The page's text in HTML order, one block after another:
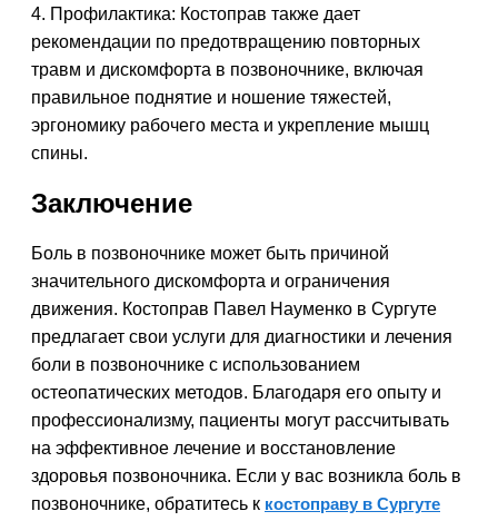
4. Профилактика: Костоправ также дает
рекомендации по предотвращению повторных
травм и дискомфорта в позвоночнике, включая
правильное поднятие и ношение тяжестей,
эргономику рабочего места и укрепление мышц
спины.
Заключение
Боль в позвоночнике может быть причиной
значительного дискомфорта и ограничения
движения. Костоправ Павел Науменко в Сургуте
предлагает свои услуги для диагностики и лечения
боли в позвоночнике с использованием
остеопатических методов. Благодаря его опыту и
профессионализму, пациенты могут рассчитывать
на эффективное лечение и восстановление
здоровья позвоночника. Если у вас возникла боль в
позвоночнике, обратитесь к костоправу в Сургуте